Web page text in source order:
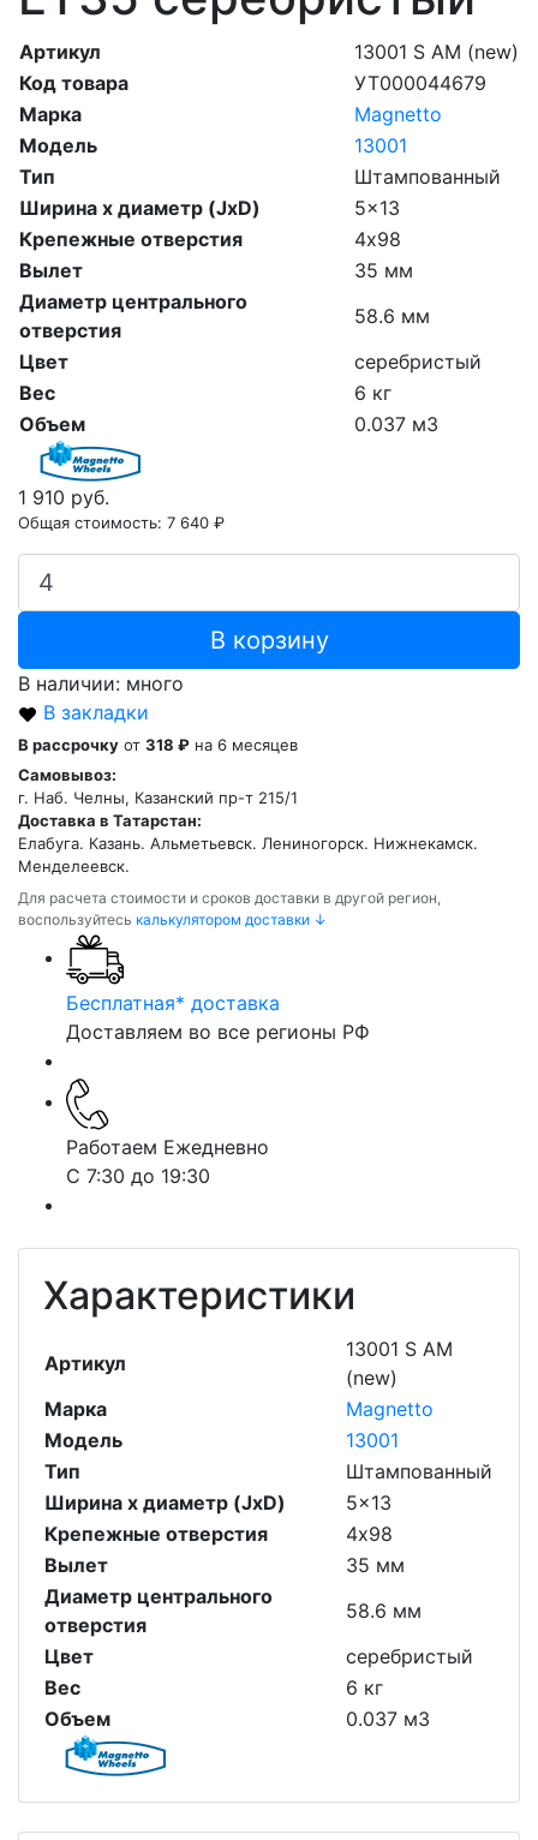
Артикул
13001 S AM (new)
Код товара
УТ000044679
Марка
Magnetto
Модель
13001
Тип
Штампованный
Ширина х диаметр (JxD)
5x13
Крепежные отверстия
4х98
Вылет
35 мм
Диаметр центрального
отверстия
58.6 мм
Цвет
серебристый
Вес
6 кг
Объем
0.037 м3
1 910 руб.
Общая стоимость: 7 640 ₽
В корзину
В наличии: много
В закладки
В рассрочку от 318 ₽ на 6 месяцев
Самовывоз:
г. Наб. Челны, Казанский пр-т 215/1
Доставка в Татарстан:
Елабуга. Казань. Альметьевск. Лениногорск. Нижнекамск.
Менделеевск.
Для расчета стоимости и сроков доставки в другой регион,
воспользуйтесь калькулятором доставки ↓
Бесплатная* доставка
Доставляем во все регионы РФ
Работаем Ежедневно
С 7:30 до 19:30
Характеристики
Артикул
13001 S AM
(new)
Марка
Magnetto
Модель
13001
Тип
Штампованный
Ширина х диаметр (JxD)
5x13
Крепежные отверстия
4х98
Вылет
35 мм
Диаметр центрального
отверстия
58.6 мм
Цвет
серебристый
Вес
6 кг
Объем
0.037 м3